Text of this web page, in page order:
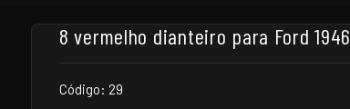
8 vermelho dianteiro para Ford 1946
Código: 29